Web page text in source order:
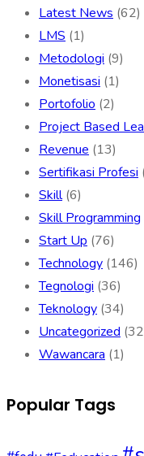
Latest News (62)
LMS (1)
Metodologi (9)
Monetisasi (1)
Portofolio (2)
Project Based
Revenue (13)
Sertifikasi Profesi
Skill(6)
Skill Programming
Start Up (76)
Technology (146)
Tegnologi (36)
Teknology (34)
Uncategorized
Wawancara (1)
Popular Tags